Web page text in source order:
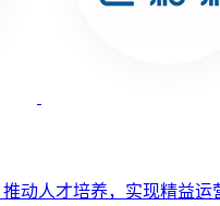
动人才培养，实现精益运